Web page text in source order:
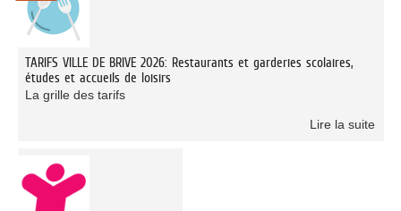
TARIFS VILLE DE BRIVE 2026: Restaurants et garderies scolaires,
études et accueils de loisirs
La grille des tarifs
Lire la suite